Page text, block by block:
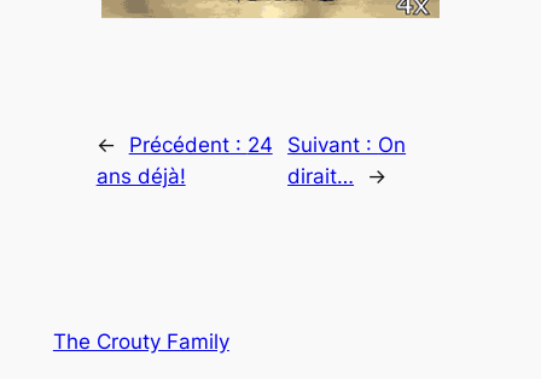
← Précédent : 24
ans déjà!
Suivant : On
dirait…
→
The Crouty Family